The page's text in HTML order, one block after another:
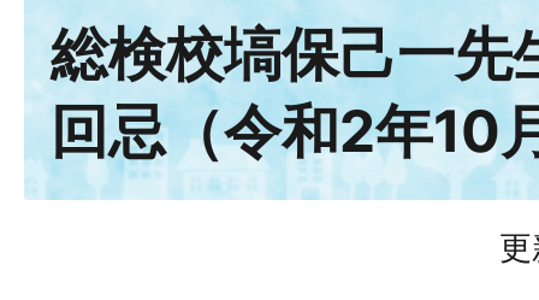
総検校塙保己一
回忌（令和2年10